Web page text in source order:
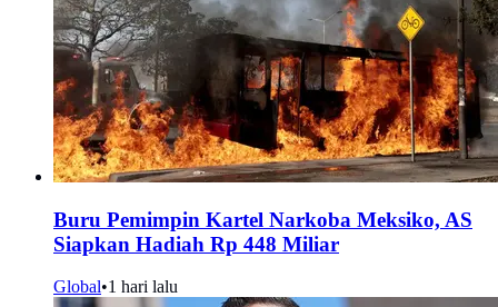
Buru Pemimpin Kartel Narkoba Meksiko, AS
Siapkan Hadiah Rp 448 Miliar
Global•1 hari lalu